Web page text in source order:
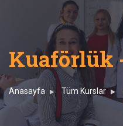
Kuaförlük
Anasayfa Tüm Kurslar